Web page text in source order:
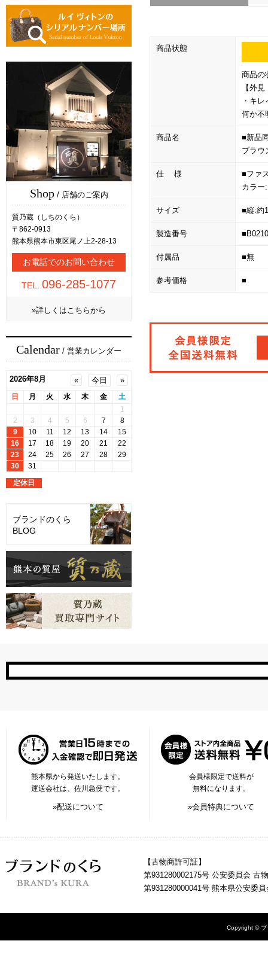
Shop/ 店舗のご案内
質乃蔵（しちのくら）
〒862-0913
熊本県熊本市東区尾ノ上2-28-13
お電話でのお問い合わせ
TEL. 096-285-1077
»詳しくはこちらから
Calendar / 営業カレンダー
ブランドのくら
BLOG
商品状態
商品の
【外
・キ
何か不
商品名
■新品
ブラウ
仕 様
■ファ
カラ
サイズ ■縦:約
製造番号
付属品 ■無
参考価格 ■
熊本県から発送いたします。
運送会社は、佐川急便です。
»配送について
会員様限定で送料が
無料になります。
»会員特典について
【古物商許可証】
第931280002175号 公安委員会 古
第931280000041号 熊本県公安委
Copyright © ブ